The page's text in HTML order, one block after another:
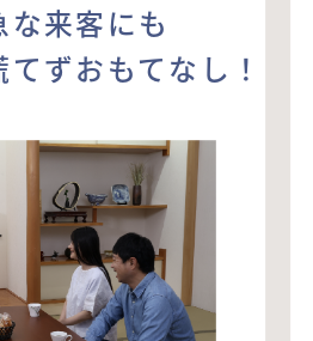
な来客にも
てずおもてなし！